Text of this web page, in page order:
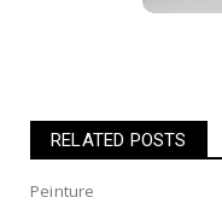
RELATED POSTS
Peinture